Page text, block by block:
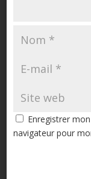
Enregistrer
navigateur pour